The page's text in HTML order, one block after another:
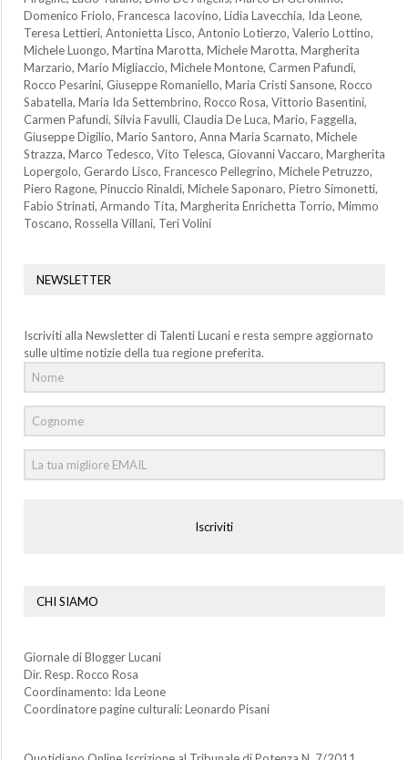
Domenico Friolo, Francesca Iacovino, Lidia Lavecchia, Ida Leone,
Teresa Lettieri, Antonietta Lisco, Antonio Lotierzo, Valerio Lottino,
Michele Luongo, Martina Marotta, Michele Marotta, Margherita
Marzario, Mario Migliaccio, Michele Montone, Carmen Pafundi,
Rocco Pesarini, Giuseppe Romaniello, Maria Cristi Sansone, Rocco
Sabatella, Maria Ida Settembrino, Rocco Rosa, Vittorio Basentini,
Carmen Pafundi, Silvia Favulli, Claudia De Luca, Mario, Faggella,
Giuseppe Digilio, Mario Santoro, Anna Maria Scarnato, Michele
Strazza, Marco Tedesco, Vito Telesca, Giovanni Vaccaro, Margherita
Lopergolo, Gerardo Lisco, Francesco Pellegrino, Michele Petruzzo,
Piero Ragone, Pinuccio Rinaldi, Michele Saponaro, Pietro Simonetti,
Fabio Strinati, Armando Tita, Margherita Enrichetta Torrio, Mimmo
Toscano, Rossella Villani, Teri Volini
NEWSLETTER
Iscriviti alla Newsletter di Talenti Lucani e resta sempre aggiornato
sulle ultime notizie della tua regione preferita.
Iscriviti
CHI SIAMO
Giornale di Blogger Lucani
Dir. Resp. Rocco Rosa
Coordinamento: Ida Leone
Coordinatore pagine culturali: Leonardo Pisani